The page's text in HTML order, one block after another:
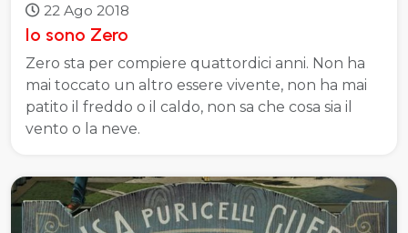
22 Ago 2018
Io sono Zero
Zero sta per compiere quattordici anni. Non ha
mai toccato un altro essere vivente, non ha mai
patito il freddo o il caldo, non sa che cosa sia il
vento o la neve.